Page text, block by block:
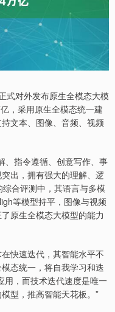
式对外发布原生全模态大模
，采用原生全模态统一建
文本、图像、音频、视频
、指令遵循、创意写作、事
出，拥有强大的理解、逻
合评测中，其语言与多模
等模型持平，图像与视频
原生全模态大模型的能力
快速迭代，其智能水平不
态统一，将自我学习和迭
用，而技术迭代速度是唯一
型，推高智能天花板。”